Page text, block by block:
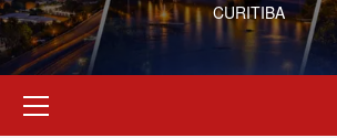
CURITIBA
Menu